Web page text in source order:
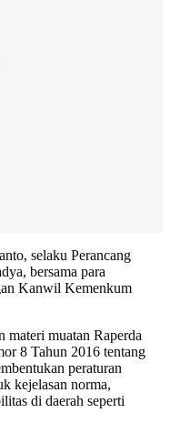
selaku Perancang
bersama para
Kanwil Kemenkum
materi muatan Raperda
8 Tahun 2016 tentang
peraturan
kejelasan norma,
di daerah seperti